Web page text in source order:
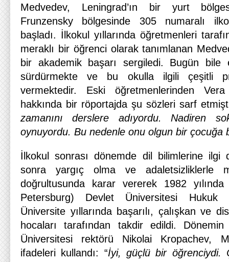
Medvedev, Leningrad’ın bir yurt
Frunzensky bölgesinde 305 numaralı
başladı. İlkokul yıllarında öğretmenleri
meraklı bir öğrenci olarak tanımlanan
bir akademik başarı sergiledi. Bugün bile
sürdürmekte ve bu okulla ilgili çeşitli
vermektedir. Eski öğretmenlerinden
hakkında bir röportajda şu sözleri sarf
zamanını derslere adıyordu. Nadiren
oynuyordu. Bu nedenle onu olgun bir çocuğa
İlkokul sonrası dönemde dil bilimlerine ilgi
sonra yargıç olma ve adaletsizliklerle
doğrultusunda karar vererek 1982
Petersburg) Devlet Üniversitesi Hukuk
Üniversite yıllarında başarılı, çalışkan ve
hocaları tarafından takdir edildi.
Üniversitesi rektörü Nikolai Kropachev,
ifadeleri kullandı: “İyi, güçlü bir öğrenciydi.